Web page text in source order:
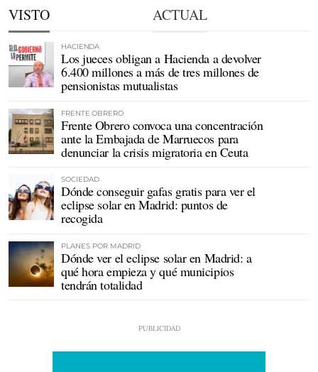
VISTO ACTUAL
HACIENDA
Los jueces obligan a Hacienda a devolver
6.400 millones a más de tres millones de
pensionistas mutualistas
FRENTE OBRERO
Frente Obrero convoca una concentración
ante la Embajada de Marruecos para
denunciar la crisis migratoria en Ceuta
SOCIEDAD
Dónde conseguir gafas gratis para ver el
eclipse solar en Madrid: puntos de
recogida
PLANES POR MADRID
Dónde ver el eclipse solar en Madrid: a
qué hora empieza y qué municipios
tendrán totalidad